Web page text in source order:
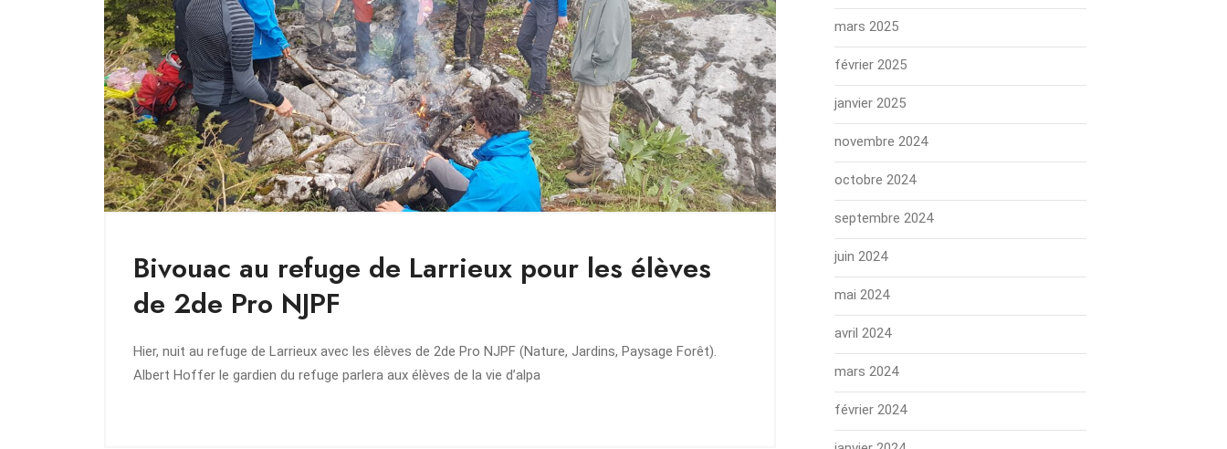
Bivouac au refuge de Larrieux pour les élèves
de 2de Pro NJPF
Hier, nuit au refuge de Larrieux avec les élèves de 2de Pro NJPF (Nature, Jardins, Paysage Forêt).
Albert Hoffer le gardien du refuge parlera aux élèves de la vie d’alpa
mars 2025
février 2025
janvier 2025
novembre 2024
octobre 2024
septembre 2024
juin 2024
mai 2024
avril 2024
mars 2024
février 2024